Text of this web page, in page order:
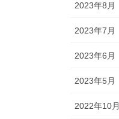
2023年8月
2023年7月
2023年6月
2023年5月
2022年10月